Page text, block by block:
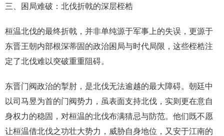
三、困局难破：北伐折戟的深层桎梏
桓温北伐的最终折戟，并非单纯源于军事上的失误，更源于
东晋王朝内部根深蒂固的政治困局与时代局限，这些桎梏注
定了北伐难以突破重重阻碍。
东晋门阀政治的掣肘，是北伐无法逾越的最大障碍。朝廷中
以司马昱为首的门阀势力，虽表面支持北伐，实则更在意自
身权力的稳固，对桓温的北伐布满猜忌与防范。他们既不愿
让桓温借北伐之功壮大势力，威胁自身地位，又安于江南的